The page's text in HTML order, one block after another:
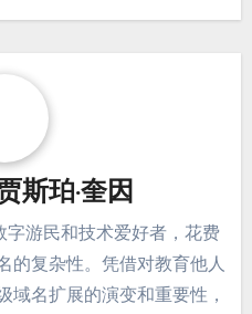
斯珀·奎因
字游民和技术爱好者，花费
的复杂性。凭借对教育他人
域名扩展的演变和重要性，